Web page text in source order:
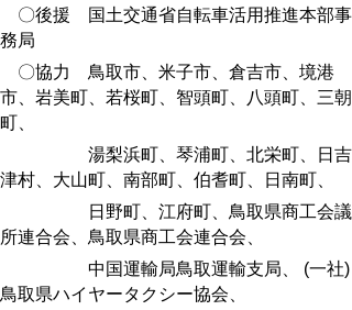
〇後援 国土交通省自転車活用推進本部事
務局
〇協力 鳥取市、米子市、倉吉市、境港
市、岩美町、若桜町、智頭町、八頭町、三朝
町、
湯梨浜町、琴浦町、北栄町、日吉
津村、大山町、南部町、伯耆町、日南町、
日野町、江府町、鳥取県商工会議
所連合会、鳥取県商工会連合会、
中国運輸局鳥取運輸支局、 (一社)
鳥取県ハイヤータクシー協会、